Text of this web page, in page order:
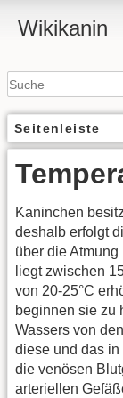
Wikikanin
Seitenleiste
Kaninchen
deshalb erfolgt
über die Atmung
liegt zwischen
von 20-25°C
beginnen sie zu
Wassers von
diese und das
die venösen
arteriellen